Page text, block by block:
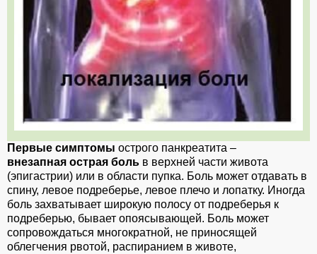
Первые симптомы острого панкреатита –
внезапная острая боль в верхней части живота
(эпигастрии) или в области пупка. Боль может отдавать в
спину, левое подреберье, левое плечо и лопатку. Иногда
боль захватывает широкую полосу от подреберья к
подреберью, бывает опоясывающей. Боль может
сопровождаться многократной, не приносящей
облегчения рвотой, распиранием в животе,